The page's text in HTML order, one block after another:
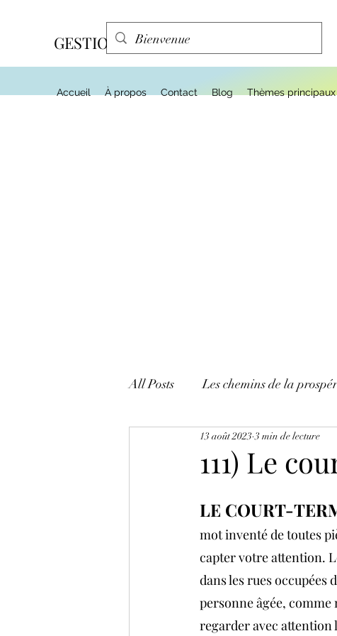
Accueil À propos Contact Blog Thèmes principaux
GESTION EFFA
All Posts Les chemins de la
Mes tactiques et mes trucs!
111) Le
13 août 2023 3 min de lecture
LE COURT-
mot inventé de toutes
capter votre attention.
dans les rues occupées
personne âgée, comme
regarder avec attention